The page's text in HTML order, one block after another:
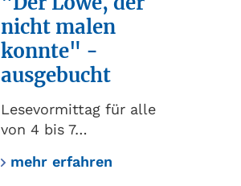
nicht malen
konnte" -
ausgebucht
Lesevormittag für alle
von 4 bis 7…
mehr erfahren